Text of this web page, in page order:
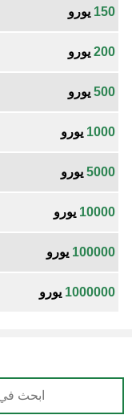
150 يورو
200 يورو
500 يورو
1000 يورو
5000 يورو
10000 يورو
100000 يورو
1000000 يورو